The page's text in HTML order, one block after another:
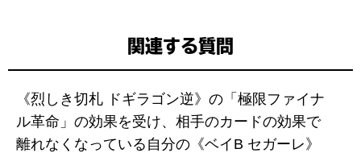
関連する質問
《烈しき切札 ドギラゴン逆》の「極限ファイナ
ル革命」の効果を受け、相手のカードの効果で
離れなくなっている自分の《ベイB セガーレ》